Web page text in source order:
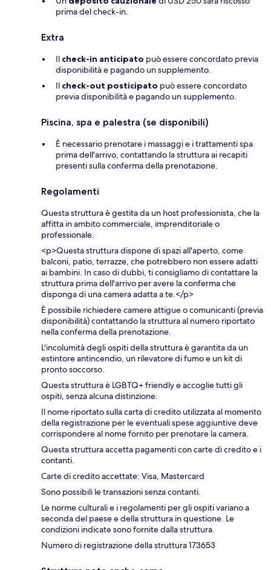
prima del check-in.
Extra
Il check-in anticipato può essere concordato previa
disponibilità e pagando un supplemento.
Il check-out posticipato può essere concordato
previa disponibilità e pagando un supplemento.
Piscina, spa e palestra (se disponibili)
È necessario prenotare i massaggi e i trattamenti spa
prima dell'arrivo, contattando la struttura ai recapiti
presenti sulla conferma della prenotazione.
Regolamenti
Questa struttura è gestita da un host professionista, che la
affitta in ambito commerciale, imprenditoriale o
professionale.
<p>Questa struttura dispone di spazi all'aperto, come
balconi, patio, terrazze, che potrebbero non essere adatti
ai bambini. In caso di dubbi, ti consigliamo di contattare la
struttura prima dell'arrivo per avere la conferma che
disponga di una camera adatta a te.</p>
È possibile richiedere camere attigue o comunicanti (previa
disponibilità) contattando la struttura al numero riportato
nella conferma della prenotazione.
L'incolumità degli ospiti della struttura è garantita da un
estintore antincendio, un rilevatore di fumo e un kit di
pronto soccorso.
Questa struttura è LGBTQ+ friendly e accoglie tutti gli
ospiti, senza alcuna distinzione.
Il nome riportato sulla carta di credito utilizzata al momento
della registrazione per le eventuali spese aggiuntive deve
corrispondere al nome fornito per prenotare la camera.
Questa struttura accetta pagamenti con carte di credito e i
contanti.
Carte di credito accettate: Visa, Mastercard
Sono possibili le transazioni senza contanti.
Le norme culturali e i regolamenti per gli ospiti variano a
seconda del paese e della struttura in questione. Le
condizioni indicate sono fornite dalla struttura.
Numero di registrazione della struttura 173653